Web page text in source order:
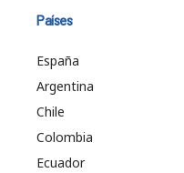
Países
España
Argentina
Chile
Colombia
Ecuador